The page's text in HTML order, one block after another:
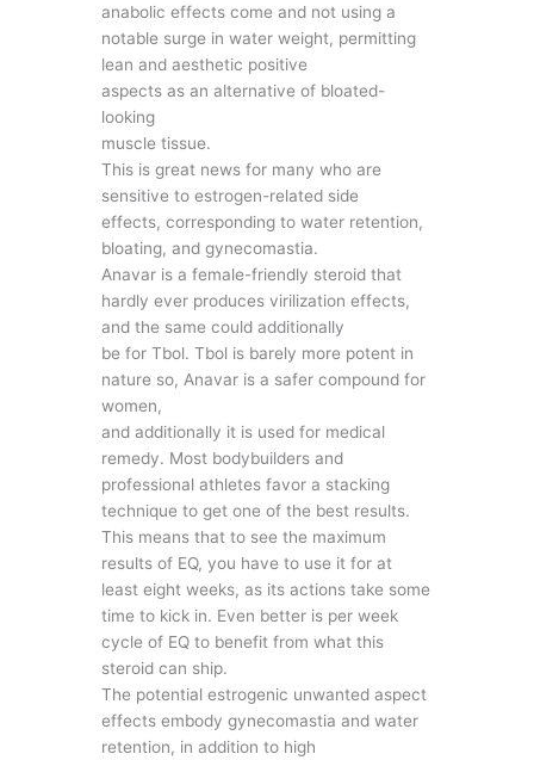
anabolic effects come and not using a
notable surge in water weight, permitting
lean and aesthetic positive
aspects as an alternative of bloated-
looking
muscle tissue.
This is great news for many who are
sensitive to estrogen-related side
effects, corresponding to water retention,
bloating, and gynecomastia.
Anavar is a female-friendly steroid that
hardly ever produces virilization effects,
and the same could additionally
be for Tbol. Tbol is barely more potent in
nature so, Anavar is a safer compound for
women,
and additionally it is used for medical
remedy. Most bodybuilders and
professional athletes favor a stacking
technique to get one of the best results.
This means that to see the maximum
results of EQ, you have to use it for at
least eight weeks, as its actions take some
time to kick in. Even better is per week
cycle of EQ to benefit from what this
steroid can ship.
The potential estrogenic unwanted aspect
effects embody gynecomastia and water
retention, in addition to high